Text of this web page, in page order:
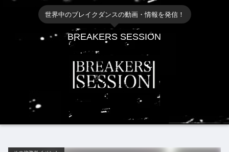
世界中のブレイクダンスの動画・情報を発信！
BREAKERS SESSION